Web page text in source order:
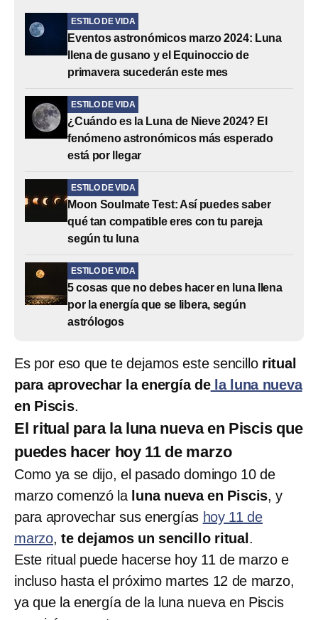
ESTILO DE VIDA
Eventos astronómicos marzo 2024: Luna
llena de gusano y el Equinoccio de
primavera sucederán este mes
ESTILO DE VIDA
¿Cuándo es la Luna de Nieve 2024? El
fenómeno astronómicos más esperado
está por llegar
ESTILO DE VIDA
Moon Soulmate Test: Así puedes saber
qué tan compatible eres con tu pareja
según tu luna
ESTILO DE VIDA
5 cosas que no debes hacer en luna llena
por la energía que se libera, según
astrólogos
Es por eso que te dejamos este sencilloritual
para aprovechar la energía dela luna nueva
en Piscis.
El ritual para la luna nueva en Piscis que
puedes hacer hoy 11 de marzo
Como ya se dijo, el pasado domingo 10 de
marzo comenzó la luna nueva en Piscis, y
para aprovechar sus energías hoy 11 de
marzo, te dejamos un sencillo ritual .
Este ritual puede hacerse hoy 11 de marzo e
incluso hasta el próximo martes 12 de marzo,
ya que la energía de la luna nueva en Piscis